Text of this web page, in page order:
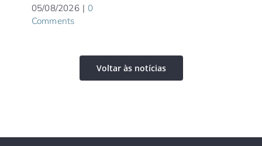
05/08/2026 | 0
Comments
Voltar às notícias